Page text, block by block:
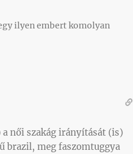
ilyen embert komolyan
női szakág irányítását (is)
brazil, meg faszomtuggya